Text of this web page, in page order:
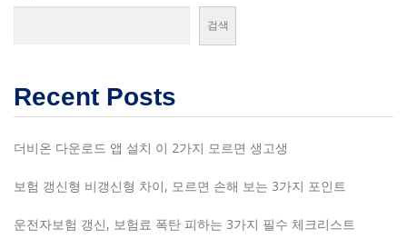
검색
Recent Posts
더비온 다운로드 앱 설치 이 2가지 모르면 생고생
보험 갱신형 비갱신형 차이, 모르면 손해 보는 3가지 포인트
운전자보험 갱신, 보험료 폭탄 피하는 3가지 필수 체크리스트